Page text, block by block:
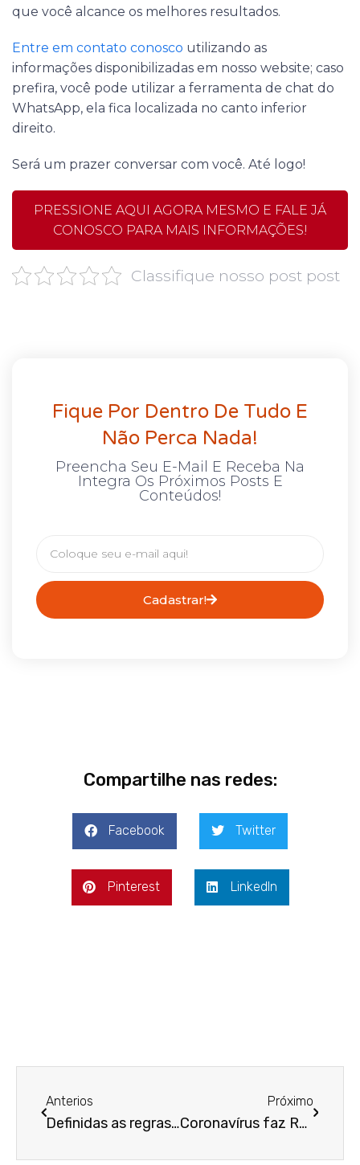
que você alcance os melhores resultados.
Entre em contato conosco utilizando as
informações disponibilizadas em nosso website; caso
prefira, você pode utilizar a ferramenta de chat do
WhatsApp, ela fica localizada no canto inferior
direito.
Será um prazer conversar com você. Até logo!
PRESSIONE AQUI AGORA MESMO E FALE JÁ
CONOSCO PARA MAIS INFORMAÇÕES!
Classifique nosso post post
Fique Por Dentro De Tudo E
Não Perca Nada!
Preencha Seu E-Mail E Receba Na
Integra Os Próximos Posts E
Conteúdos!
Cadastrar!
Compartilhe nas redes:
Facebook Twitter
Pinterest LinkedIn
Anterios
Definidas as regras para empregador adiar pagamento de FGTS
Próximo
Coronavírus faz Receita adiar para 30 de junho prazo de entrega da declaração do Imposto de Renda